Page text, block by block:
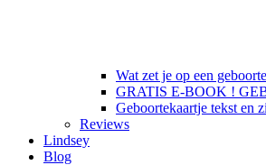
Wat zet je op een
GRATIS E-BOOK !
Geboortekaartje tekst en
Reviews
Lindsey
Blog